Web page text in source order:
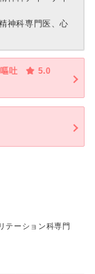
神科専門医、心
吐
5.0
テーション科専門